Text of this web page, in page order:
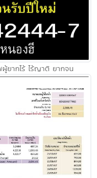
ยากไร้ ไร้ญาติ ยากจน